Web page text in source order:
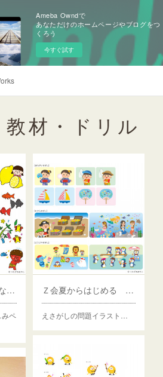
Ameba Owndで
あなただけのホームページやブログをつ
くろう
今すぐ試す
材・ドリル
あたまをきたえる！なぞなぞようちえん
みペ
Ｚ会夏からはじめる えさがし
えさがしの問題イラスト…